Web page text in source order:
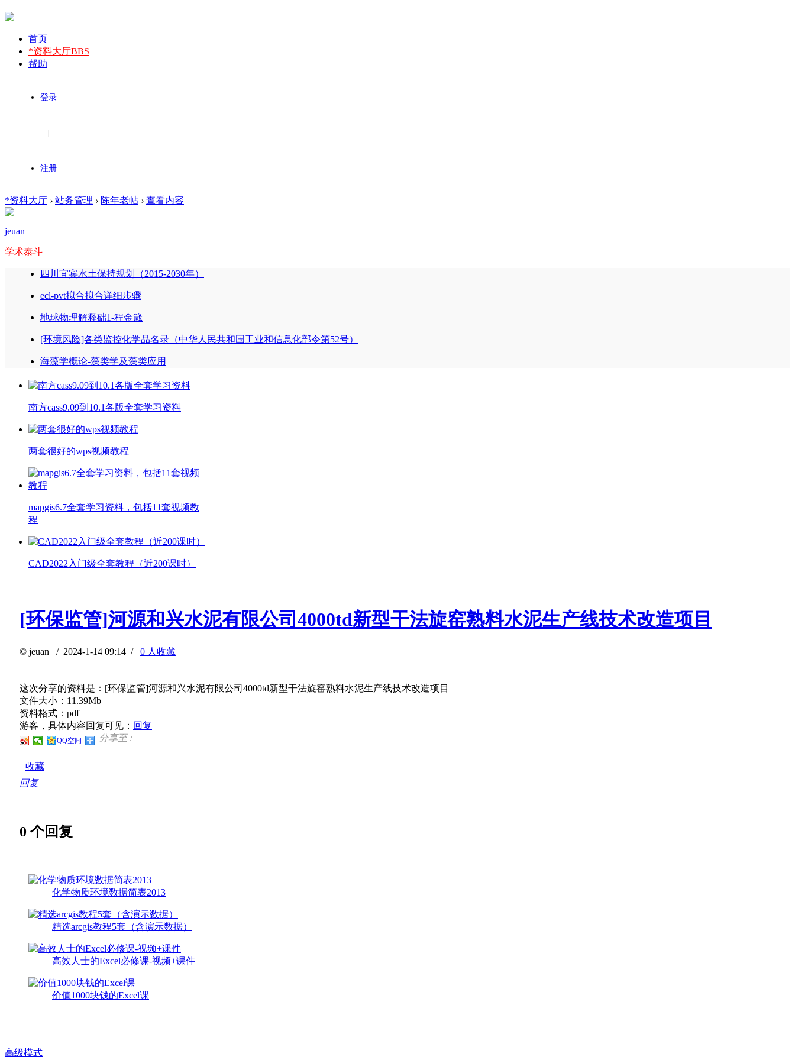
首页
*资料大厅BBS
帮助
登录
注册
*资料大厅 › 站务管理 › 陈年老帖 › 查看内容
jeuan
学术泰斗
四川宜宾水土保持规划（2015-2030年）
ecl-pvt拟合拟合详细步骤
地球物理解释础1-程金箴
[环境风险]各类监控化学品名录（中华人民共和国工业和信息化部令第52号）
海藻学概论-藻类学及藻类应用
南方cass9.09到10.1各版全套学习资料
两套很好的wps视频教程
mapgis6.7全套学习资料，包括11套视频教
程
CAD2022入门级全套教程（近200课时）
[环保监管]河源和兴水泥有限公司4000td新型干法旋窑熟料水泥生产线技术改造项目
© jeuan / 2024-1-14 09:14 / 0 人收藏
这次分享的资料是：[环保监管]河源和兴水泥有限公司4000td新型干法旋窑熟料水泥生产线技术改造项目
文件大小：11.39Mb
资料格式：pdf
游客，具体内容回复可见： 回复
分享至 :
QQ空间
收藏
回复
0 个回复
化学物质环境数据简表2013
精选arcgis教程5套（含演示数据）
高效人士的Excel必修课-视频+课件
价值1000块钱的Excel课
高级模式